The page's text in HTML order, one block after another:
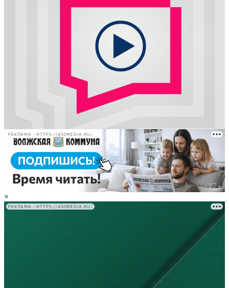
РЕКЛАМА • HTTPS://450MEDIA.RU/
×
РЕКЛАМА • HTTPS://450MEDIA.RU/